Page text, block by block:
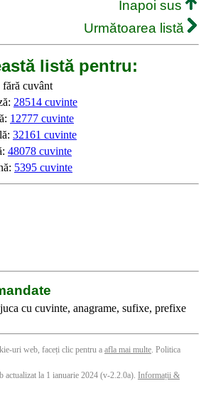
Inapoi sus
Următoarea listă
listă pentru:
cuvânt
28514 cuvinte
12777 cuvinte
32161 cuvinte
48078 cuvinte
5395 cuvinte
cu cuvinte, anagrame, sufixe, prefixe
uri web, faceți clic pentru a afla mai multe. Politica
la 1 ianuarie 2024 (v-2.2.0a). Informații &